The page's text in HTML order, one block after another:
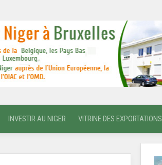
INVESTIR AU NIGER VITRINE DES EXPORTATIONS